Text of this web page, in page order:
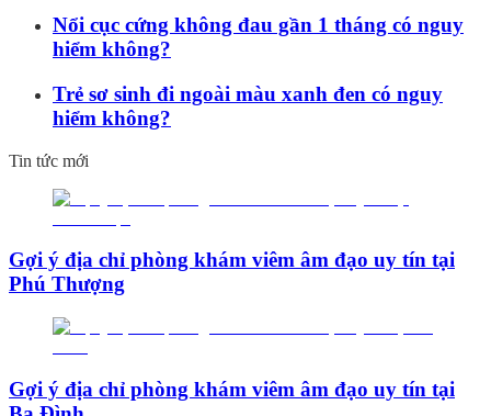
Nổi cục cứng không đau gần 1 tháng có nguy
hiểm không?
Trẻ sơ sinh đi ngoài màu xanh đen có nguy
hiểm không?
Tin tức mới
Gợi ý địa chỉ phòng khám viêm âm đạo uy tín tại
Phú Thượng
Gợi ý địa chỉ phòng khám viêm âm đạo uy tín tại